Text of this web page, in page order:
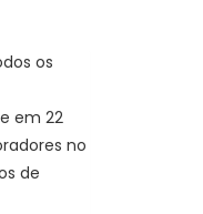
os
em 22
no
de